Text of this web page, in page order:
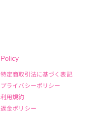
Policy
特定商取引法に基づく表記
プライバシーポリシー
利用規約
返金ポリシー